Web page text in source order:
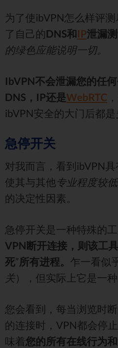
为了使ibVPN怎么样评
了自己的DNS和IP泄漏
的绿色应能说明一切。
IbVPN不会泄漏您的任
DNS，IP还是WebRTC
ibVPN安全的大门后都是
急停开关
对我而言，看到ibVPN
使其与其他专业程度较低
的决定性因素。
急停开关是一种特殊的工
VPN断开连接，则该工
死”所有进程。 乍一看似
关），但实际上它是一种
您会看到，每当浏览时
的连接时，VPN都会停
味着您的所有在线行为